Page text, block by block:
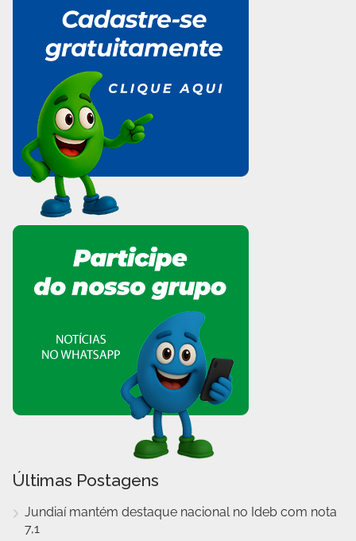
Últimas Postagens
Jundiaí mantém destaque nacional no Ideb com nota
7,1